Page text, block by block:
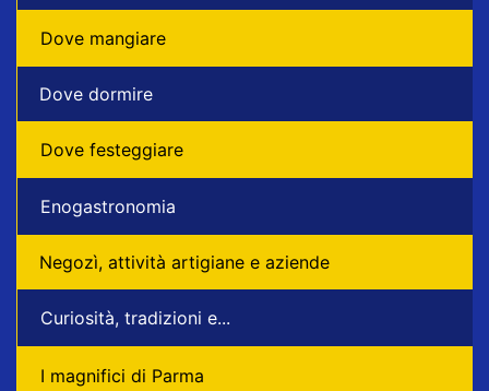
Dove mangiare
Dove dormire
Dove festeggiare
Enogastronomia
Negozì, attività artigiane e aziende
Curiosità, tradizioni e...
I magnifici di Parma